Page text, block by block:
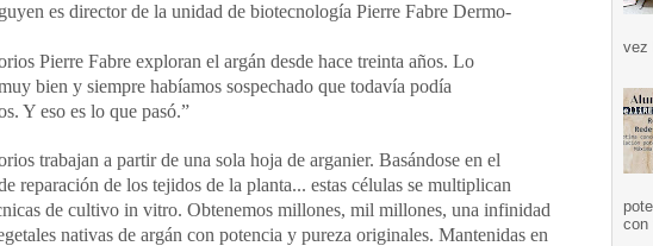
es director de la unidad de biotecnología Pierre Fabre Dermo-
Pierre Fabre exploran el argán desde hace treinta años. Lo
bien y siempre habíamos sospechado que todavía podía
Y eso es lo que pasó.”
trabajan a partir de una sola hoja de arganier. Basándose en el
reparación de los tejidos de la planta... estas células se multiplican
de cultivo in vitro. Obtenemos millones, mil millones, una infinidad
nativas de argán con potencia y pureza originales. Mantenidas en
vez
con